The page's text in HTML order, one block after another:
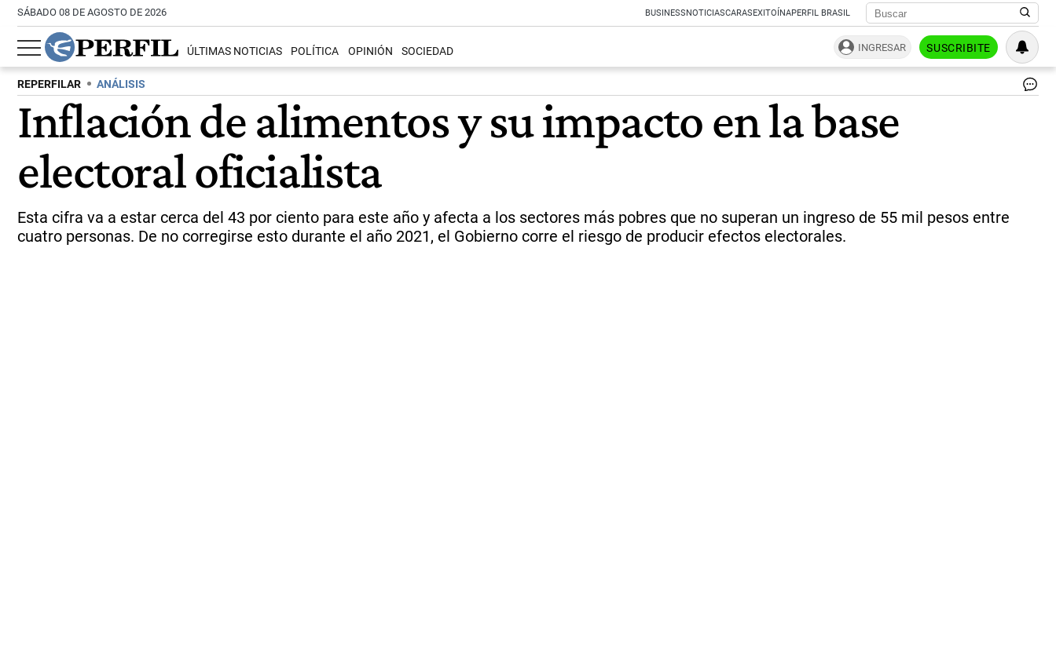
SÁBADO 08 DE AGOSTO DE 2026 BUSINESSNOTICIASCARASEXITOÍNAPERFIL BRASIL
ÚLTIMAS NOTICIAS POLÍTICA OPINIÓN SOCIEDAD INGRESAR SUSCRIBITE
REPERFILAR ANÁLISIS
Inflación de alimentos y su impacto en la base
electoral oficialista
Esta cifra va a estar cerca del 43 por ciento para este año y afecta a los sectores más pobres que no superan un ingreso de 55 mil pesos entre
cuatro personas. De no corregirse esto durante el año 2021, el Gobierno corre el riesgo de producir efectos electorales.